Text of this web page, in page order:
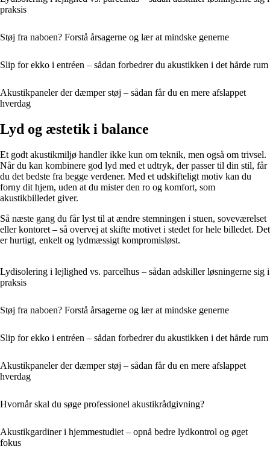
praksis
Støj fra naboen? Forstå årsagerne og lær at mindske generne
Slip for ekko i entréen – sådan forbedrer du akustikken i det hårde rum
Akustikpaneler der dæmper støj – sådan får du en mere afslappet
hverdag
Lyd og æstetik i balance
Et godt akustikmiljø handler ikke kun om teknik, men også om trivsel.
Når du kan kombinere god lyd med et udtryk, der passer til din stil, får
du det bedste fra begge verdener. Med et udskifteligt motiv kan du
forny dit hjem, uden at du mister den ro og komfort, som
akustikbilledet giver.
Så næste gang du får lyst til at ændre stemningen i stuen, soveværelset
eller kontoret – så overvej at skifte motivet i stedet for hele billedet. Det
er hurtigt, enkelt og lydmæssigt kompromisløst.
Lydisolering i lejlighed vs. parcelhus – sådan adskiller løsningerne sig i
praksis
Støj fra naboen? Forstå årsagerne og lær at mindske generne
Slip for ekko i entréen – sådan forbedrer du akustikken i det hårde rum
Akustikpaneler der dæmper støj – sådan får du en mere afslappet
hverdag
Hvornår skal du søge professionel akustikrådgivning?
Akustikgardiner i hjemmestudiet – opnå bedre lydkontrol og øget
fokus